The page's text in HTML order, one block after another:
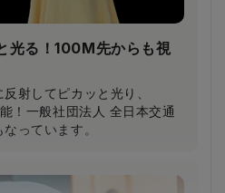
光る！100M先からも視
射してピカッと光り、
！一般社団法人 全日本交通
っています。